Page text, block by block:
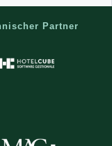
Partner